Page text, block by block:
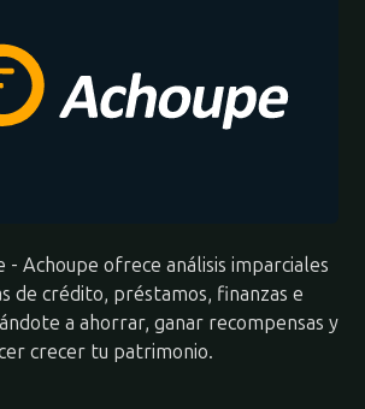
- Achoupe ofrece análisis imparciales
de crédito, préstamos, finanzas e
a ahorrar, ganar recompensas y
crecer tu patrimonio.